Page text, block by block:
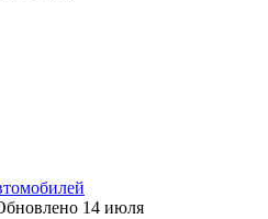
14 июля